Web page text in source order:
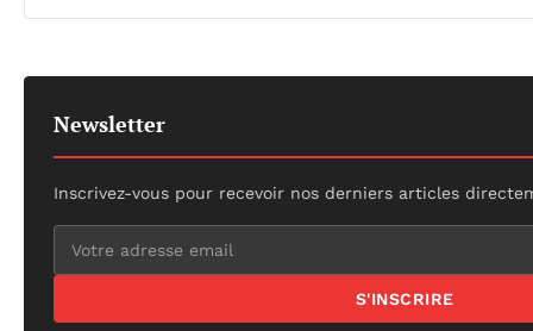
Newsletter
Inscrivez-vous pour recevoir nos derniers articles
S'INSCRIRE